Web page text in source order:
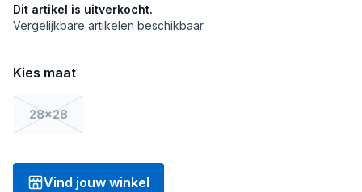
Dit artikel is uitverkocht.
Vergelijkbare artikelen beschikbaar.
Kies maat
28x28
Vind jouw winkel